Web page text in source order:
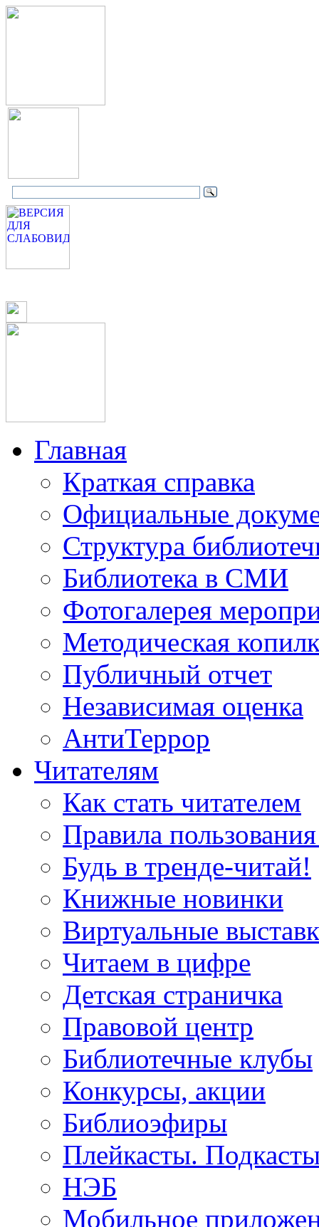
Главная
Краткая справка
Официальные
Структура
Библиотека в СМИ
Фотогалерея
Методическая
Публичный отчет
Независимая оценка
АнтиТеррор
Читателям
Как стать читателем
Правила
Будь в тренде-читай!
Книжные новинки
Виртуальные
Читаем в цифре
Детская страничка
Правовой центр
Библиотечные клубы
Конкурсы, акции
Библиоэфиры
Плейкасты.
НЭБ
Мобильное